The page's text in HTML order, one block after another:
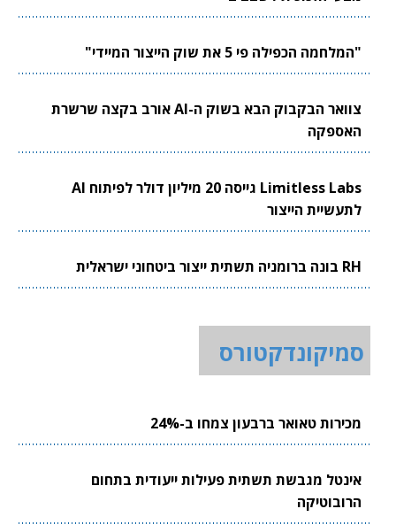
"המלחמה הכפילה פי 5 את שוק הייצור המיידי"
צוואר הבקבוק הבא בשוק ה-AI אורב בקצה שרשרת
האספקה
Limitless Labs גייסה 20 מיליון דולר לפיתוח AI
לתעשיית הייצור
RH בונה ברומניה תשתית ייצור ביטחוני ישראלית
סמיקונדקטורס
מכירות טאואר ברבעון צמחו ב-24%
אינטל מגבשת תשתית פעילות ייעודית בתחום
הרובוטיקה